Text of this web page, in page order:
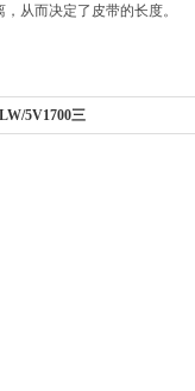
从而决定了皮带的长度。
5V1700三